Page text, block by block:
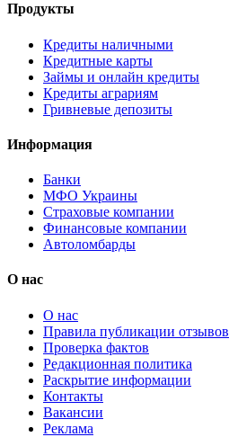
Продукты
Кредиты наличными
Кредитные карты
Займы и онлайн кредиты
Кредиты аграриям
Гривневые депозиты
Информация
Банки
МФО Украины
Страховые компании
Финансовые компании
Автоломбарды
О нас
О нас
Правила публикации отзывов
Проверка фактов
Редакционная политика
Раскрытие информации
Контакты
Вакансии
Реклама